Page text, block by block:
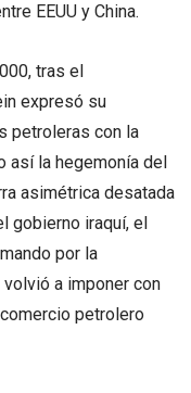
EEUU y China.
tras el
expresó su
petroleras con la
así la hegemonía del
asimétrica desatada
gobierno iraquí, el
por la
a imponer con
petrolero